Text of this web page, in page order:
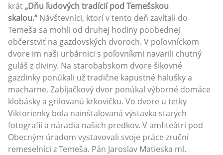
krát„Dňu ľudových tradícií pod Temešskou
skalou.“ Návštevníci, ktorí v tento deň zavítali do
Temeša sa mohli od druhej hodiny poobednej
občerstviť na gazdovských dvoroch. V poľovníckom
dvore im naši urbárnici s poľovníkmi navarili chutný
guláš z diviny. Na starobabskom dvore šikovné
gazdinky ponúkali už tradične kapustné halušky a
macharne. Zabíjačkový dvor ponúkal výborné domáce
klobásky a grilovanú krkovičku. Vo dvore u tetky
Viktorienky bola nainštalovaná výstavka starých
fotografií a náradia našich predkov. V amfiteátri pod
Obecným úradom vystavovali svoje práce zruční
remeselníci z Temeša. Pán Jaroslav Matieska ml.